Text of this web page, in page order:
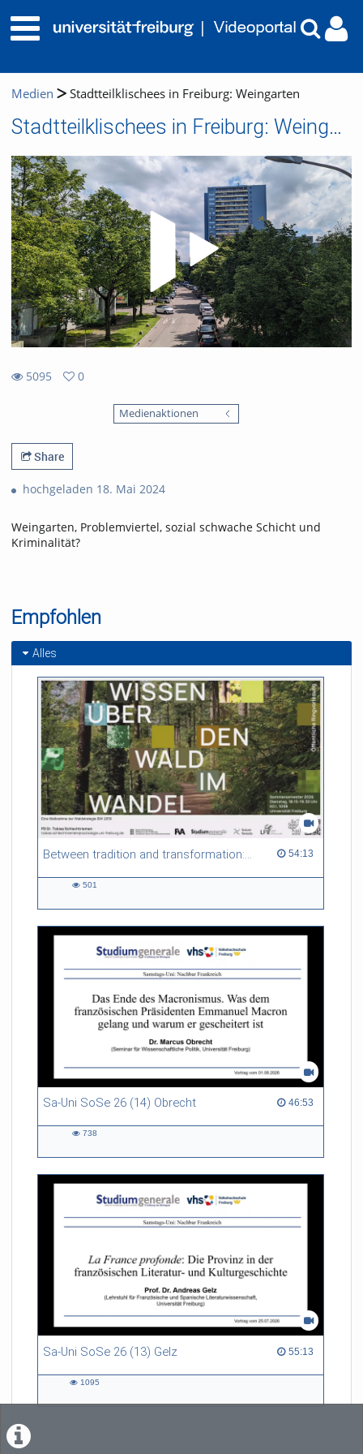
Medien Stadtteilklischees in Freiburg: Weingarten
Stadtteilklischees in Freiburg: Weingarten
5095
0
Medienaktionen
Share
hochgeladen 18. Mai 2024
Weingarten, Problemviertel, sozial schwache Schicht und
Kriminalität?
Empfohlen
Alles
Between tradition and transformation: how owners, advisers and institutions co-create knowledge for resilient forests in Europe 54:13
54:13 duration
501
Sa-Uni SoSe 26 (14) Obrecht 46:53
46:53 duration
738
Sa-Uni SoSe 26 (13) Gelz 55:13
55:13 duration
1095